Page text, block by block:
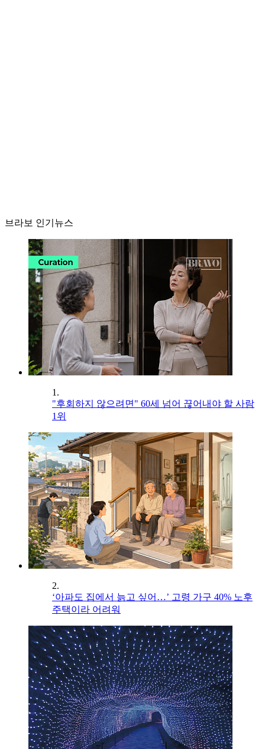
브라보 인기뉴스
1.
"후회하지 않으려면" 60세 넘어 끊어내야 할 사람
1위
2.
‘아파도 집에서 늙고 싶어…’ 고령 가구 40% 노후
주택이라 어려워